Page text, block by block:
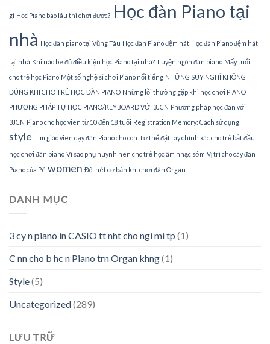
gì Học Piano bao lâu thì chơi được? Học đàn Piano tại
nhà Học đàn piano tại Vũng Tàu Học đàn Piano đệm hát Học đàn Piano đệm hát
tại nhà Khi nào bé đủ điều kiện học Piano tại nhà? Luyện ngón đàn piano Mấy tuổi
cho trẻ học Piano Một số nghệ sĩ chơi Piano nổi tiếng NHỮNG SUY NGHĨ KHÔNG
ĐÚNG KHI CHO TRẺ HỌC ĐÀN PIANO Những lỗi thường gặp khi học chơi PIANO
PHƯƠNG PHÁP TỰ HỌC PIANO/KEYBOARD VỚI 3JCN Phương pháp học đàn với
3JCN Piano cho học viên từ 10 đến 18 tuổi Registration Memory: Cách sử dụng
style Tìm giáo viên dạy đàn Piano cho con Tư thế đặt tay chính xác cho trẻ bắt đầu
học chơi đàn piano Vì sao phụ huynh nên cho trẻ học âm nhạc sớm Vị trí cho cây đàn
Piano của Pé women Đôi nét cơ bản khi chơi đàn Organ
DANH MỤC
3 cy n piano in CASIO tt nht cho ngi mi tp (1)
C nn cho b hc n Piano trn Organ khng(1)
Style(5)
Uncategorized(289)
LƯU TRỮ